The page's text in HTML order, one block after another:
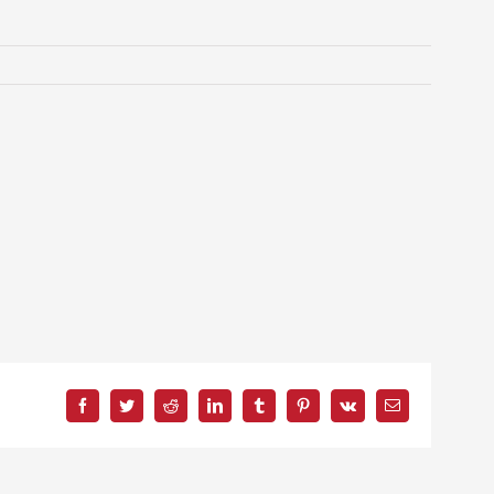
FacebookTwitterReddit LinkedInTumblrPinterest
Vk
Correo
electrónico